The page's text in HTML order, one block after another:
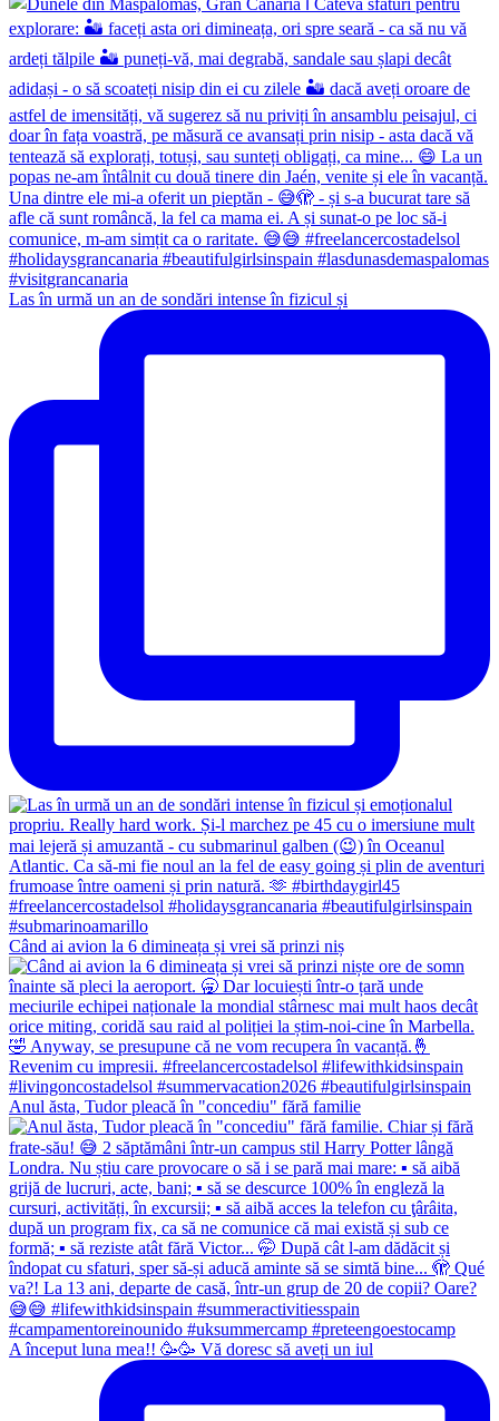
Las în urmă un an de sondări intense în fizicul și
Când ai avion la 6 dimineața și vrei să prinzi niș
Anul ăsta, Tudor pleacă în "concediu" fără familie
A început luna mea!! 🥳🥳 Vă doresc să aveți un iul